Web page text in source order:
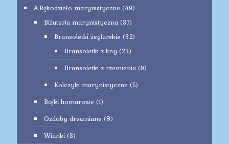
A Rękodzieło marynistyczne (49)
Biżuteria marynistyczna (37)
Bransoletki żeglarskie (32)
Bransoletki z liny (23)
Bransoletki z rzemienia (9)
Kolczyki marynistyczne (5)
Bojki homarowe (1)
Ozdoby drewniane (8)
Wianki (3)